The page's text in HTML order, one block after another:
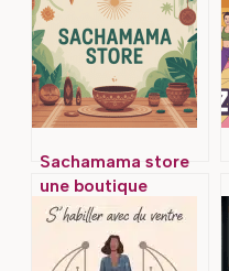
Sachamama store
une boutique
engagée entre
artisanat,
spiritualité et